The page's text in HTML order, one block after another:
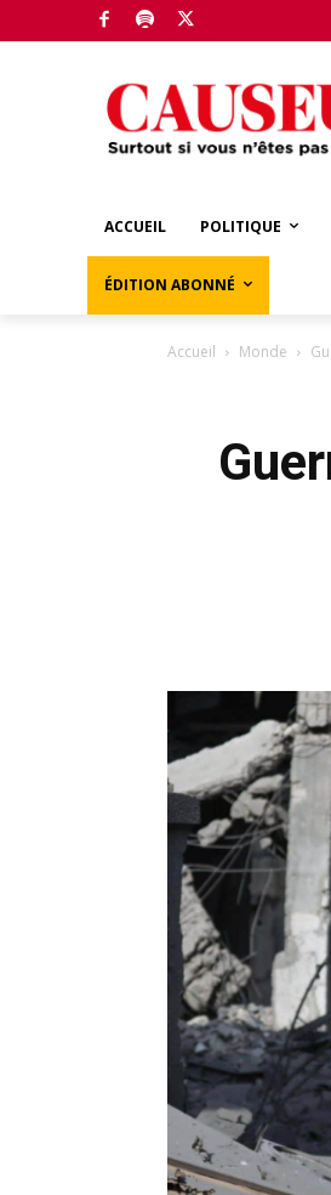
ACCUEIL POLITIQUE
ÉDITION ABONNÉ
Accueil Monde